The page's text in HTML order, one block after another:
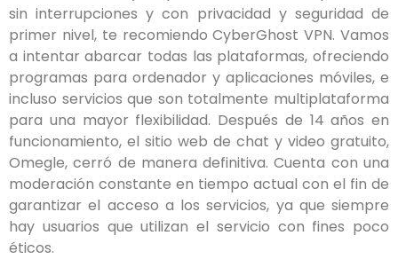
sin interrupciones y con privacidad y seguridad de
primer nivel, te recomiendo CyberGhost VPN. Vamos
a intentar abarcar todas las plataformas, ofreciendo
programas para ordenador y aplicaciones móviles, e
incluso servicios que son totalmente multiplataforma
para una mayor flexibilidad. Después de 14 años en
funcionamiento, el sitio web de chat y video gratuito,
Omegle, cerró de manera definitiva. Cuenta con una
moderación constante en tiempo actual con el fin de
garantizar el acceso a los servicios, ya que siempre
hay usuarios que utilizan el servicio con fines poco
éticos.